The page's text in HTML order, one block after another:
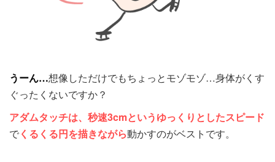
うーん…想像しただけでもちょっとモゾモゾ…身体がくす
ぐったくないですか？
アダムタッチは、秒速3cmというゆっくりとしたスピード
でくるくる円を描きながら動かすのがベストです。